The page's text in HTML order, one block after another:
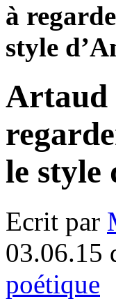
à
style
Artaud
le style
Ecrit par
03.06.15
poétique